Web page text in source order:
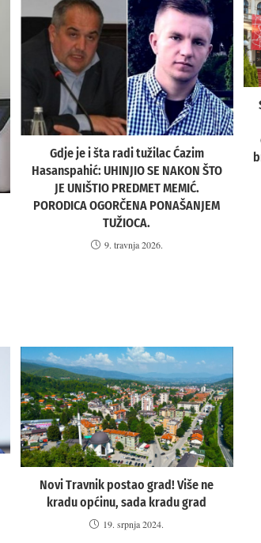
Gdje je i šta radi tužilac Ćazim
Hasanspahić: UHINJIO SE NAKON ŠTO
JE UNIŠTIO PREDMET MEMIĆ.
PORODICA OGORČENA PONAŠANJEM
TUŽIOCA.
9. travnja 2026.
Novi Travnik postao grad! Više ne
kradu općinu, sada kradu grad
19. srpnja 2024.